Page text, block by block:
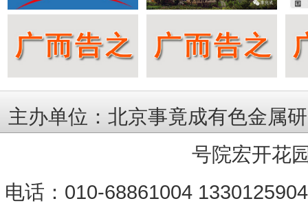
主办单位：北京事竟成有色金属
号院宏开花
电话：010-68861004